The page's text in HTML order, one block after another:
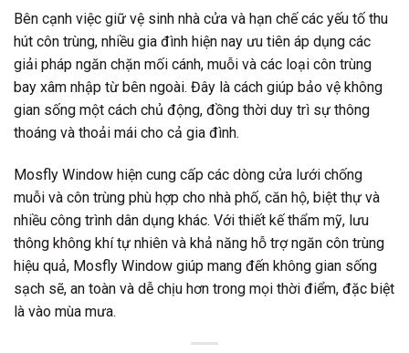
Bên cạnh việc giữ vệ sinh nhà cửa và hạn chế các yếu tố thu
hút côn trùng, nhiều gia đình hiện nay ưu tiên áp dụng các
giải pháp ngăn chặn mối cánh, muỗi và các loại côn trùng
bay xâm nhập từ bên ngoài. Đây là cách giúp bảo vệ không
gian sống một cách chủ động, đồng thời duy trì sự thông
thoáng và thoải mái cho cả gia đình.
Mosfly Window hiện cung cấp các dòng cửa lưới chống
muỗi và côn trùng phù hợp cho nhà phố, căn hộ, biệt thự và
nhiều công trình dân dụng khác. Với thiết kế thẩm mỹ, lưu
thông không khí tự nhiên và khả năng hỗ trợ ngăn côn trùng
hiệu quả, Mosfly Window giúp mang đến không gian sống
sạch sẽ, an toàn và dễ chịu hơn trong mọi thời điểm, đặc biệt
là vào mùa mưa.